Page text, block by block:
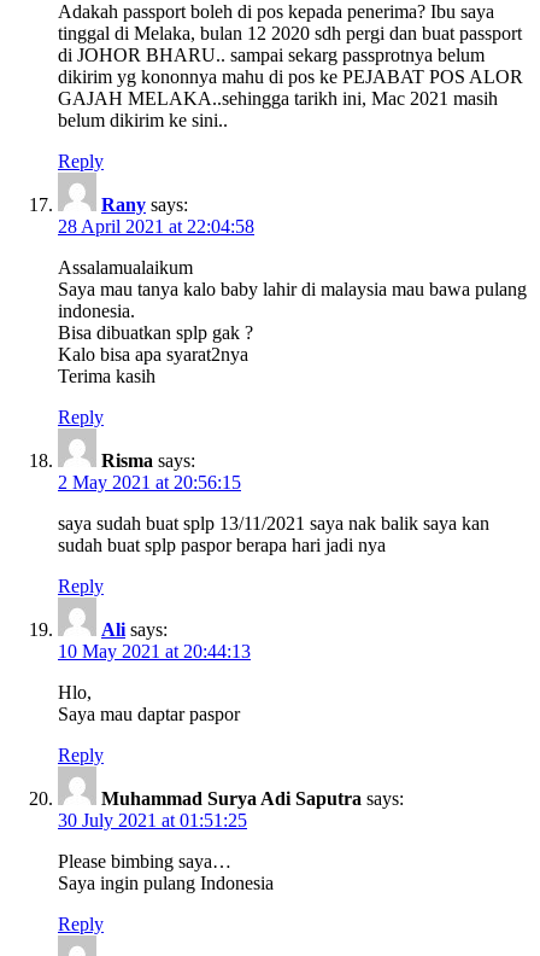
Adakah passport boleh di pos kepada penerima? Ibu saya
tinggal di Melaka, bulan 12 2020 sdh pergi dan buat passport
di JOHOR BHARU.. sampai sekarg passprotnya belum
dikirim yg kononnya mahu di pos ke PEJABAT POS ALOR
GAJAH MELAKA..sehingga tarikh ini, Mac 2021 masih
belum dikirim ke sini..
Reply
Rany says:
28 April 2021 at 22:04:58
Assalamualaikum
Saya mau tanya kalo baby lahir di malaysia mau bawa pulang
indonesia.
Bisa dibuatkan splp gak ?
Kalo bisa apa syarat2nya
Terima kasih
Reply
Risma says:
2 May 2021 at 20:56:15
saya sudah buat splp 13/11/2021 saya nak balik saya kan
sudah buat splp paspor berapa hari jadi nya
Reply
Ali says:
10 May 2021 at 20:44:13
Hlo,
Saya mau daptar paspor
Reply
Muhammad Surya Adi Saputra says:
30 July 2021 at 01:51:25
Please bimbing saya…
Saya ingin pulang Indonesia
Reply